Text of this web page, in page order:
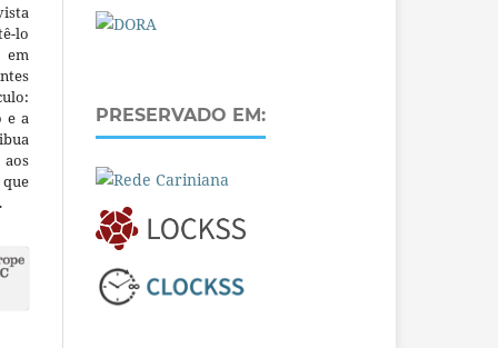
lo
em
e a
PRESERVADO EM: